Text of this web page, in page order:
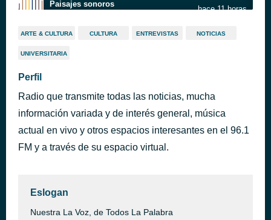
Paisajes sonoros
hace 11 horas
Música infantil
hace 12 horas
Ondas curiosas
Fonoteca
De primates, primitos y primores
Radio Educación
hace 16 horas
ARTE & CULTURA CULTURA ENTREVISTAS NOTICIAS
UNIVERSITARIA
Perfil
Radio que transmite todas las noticias, mucha
información variada y de interés general, música
actual en vivo y otros espacios interesantes en el 96.1
FM y a través de su espacio virtual.
Eslogan
Nuestra La Voz, de Todos La Palabra